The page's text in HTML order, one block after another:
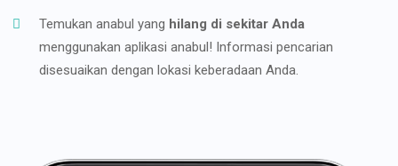
Temukan anabul yang hilang di sekitar Anda
menggunakan aplikasi anabul! Informasi pencarian
disesuaikan dengan lokasi keberadaan Anda.